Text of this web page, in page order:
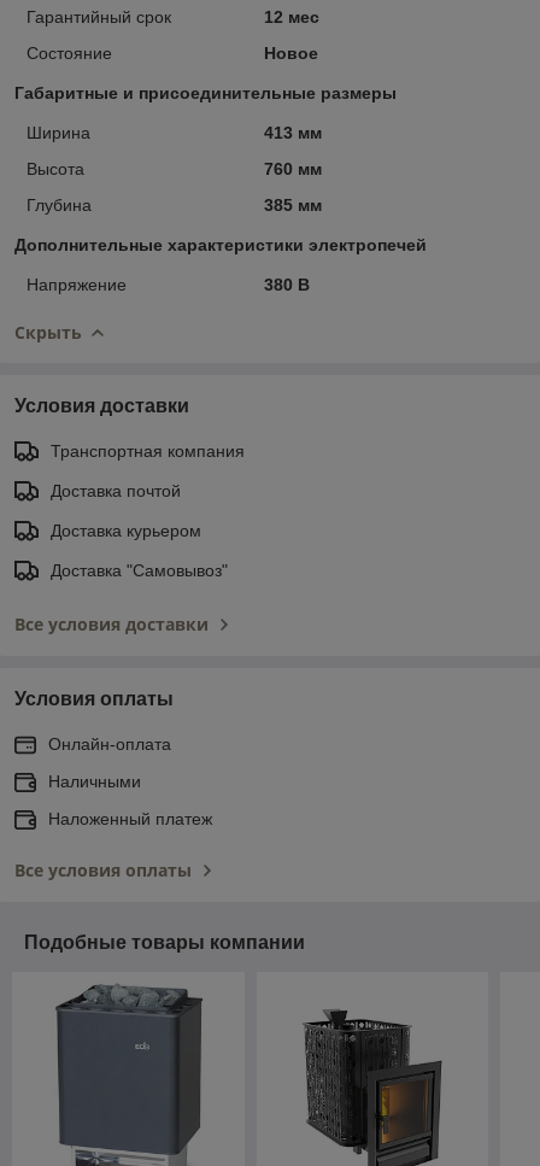
Гарантийный срок
12 мес
Состояние
Новое
Габаритные и присоединительные размеры
Ширина
413 мм
Высота
760 мм
Глубина
385 мм
Дополнительные характеристики электропечей
Напряжение 380 В
Скрыть
Условия доставки
Транспортная компания
Доставка почтой
Доставка курьером
Доставка "Самовывоз"
Все условия доставки
Условия оплаты
Онлайн-оплата
Наличными
Наложенный платеж
Все условия оплаты
Подобные товары компании